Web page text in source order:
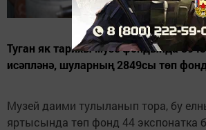
Туган як тарихы музе фондында
исәпләнә, шуларның 2849сы төп
Музей даими тулыланып тора, бу
яртысында төп фонд 44 экспонатка